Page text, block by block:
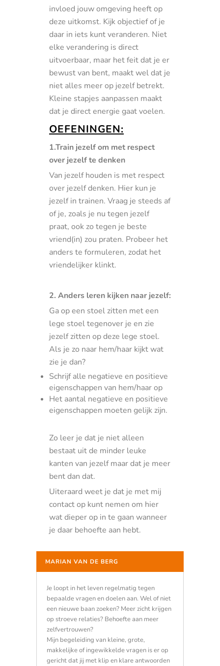
invloed jouw omgeving heeft op
deze uitkomst. Kijk objectief of je
daar in iets kunt veranderen. Niet
elke verandering is direct
uitvoerbaar, maar het feit dat je er
bewust van bent, maakt wel dat je
niet alles meer op jezelf betrekt.
Kleine stapjes aanpassen maakt
dat je direct energie gaat voelen.
OEFENINGEN:
1.Train jezelf om met respect
over jezelf te denken
Van jezelf houden is met respect
over jezelf denken. Hier kun je
jezelf in trainen. Vraag je steeds af
of je, zoals je nu tegen jezelf
praat, ook zo tegen je beste
vriend(in) zou praten. Probeer het
anders te formuleren, zodat het
vriendelijker klinkt.
2. Anders leren kijken naar jezelf:
Ga op een stoel zitten met een
lege stoel tegenover je en zie
jezelf zitten op deze lege stoel.
Als je zo naar hem/haar kijkt wat
zie je dan?
Schrijf alle negatieve en positieve
eigenschappen van hem/haar op
Het aantal negatieve en positieve
eigenschappen moeten gelijk zijn.
Zo leer je dat je niet alleen
bestaat uit de minder leuke
kanten van jezelf maar dat je meer
bent dan dat.
Uiteraard weet je dat je met mij
contact op kunt nemen om hier
wat dieper op in te gaan wanneer
je daar behoefte aan hebt.
MARIAN VAN DE BERG
Je loopt in het leven regelmatig tegen
bepaalde vragen en doelen aan. Wel of niet
een nieuwe baan zoeken? Meer zicht krijgen
op stroeve relaties? Behoefte aan meer
zelfvertrouwen?
Mijn begeleiding van kleine, grote,
makkelijke of ingewikkelde vragen is er op
gericht dat jij met klip en klare antwoorden